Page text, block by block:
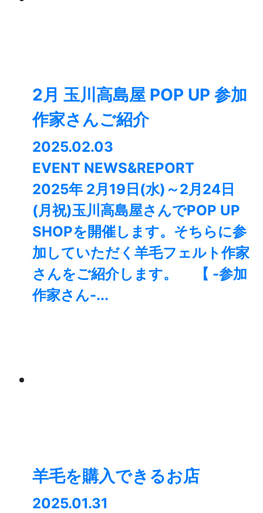
2月 玉川高島屋 POP UP 参加
作家さんご紹介
2025.02.03
EVENT NEWS&REPORT
2025年 2月19日(水)～2月24日
(月祝)玉川高島屋さんでPOP UP
SHOPを開催します。そちらに参
加していただく羊毛フェルト作家
さんをご紹介します。 【 -参加
作家さん-...
羊毛を購入できるお店
2025.01.31